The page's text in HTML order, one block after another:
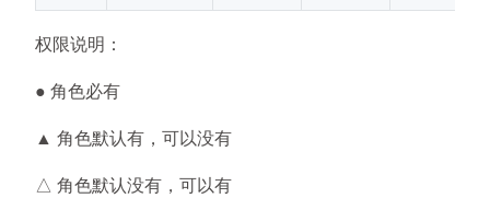
权限说明：
● 角色必有
▲ 角色默认有，可以没有
△ 角色默认没有，可以有